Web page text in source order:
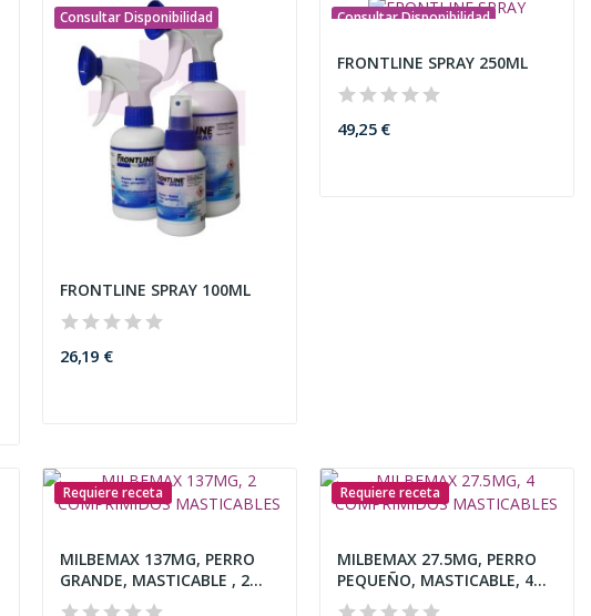
Consultar Disponibilidad
FRONTLINE SPRAY 100ML
26,19 €
Consultar Disponibilidad
FRONTLINE SPRAY 250ML
49,25 €
Requiere receta
MILBEMAX 137MG, PERRO
GRANDE, MASTICABLE , 2...
Requiere receta
MILBEMAX 27.5MG, PERRO
PEQUEÑO, MASTICABLE, 4...